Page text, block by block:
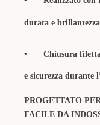
durata e
• Chiusura
e sicurezza durante
PROGETTATO
FACILE DA